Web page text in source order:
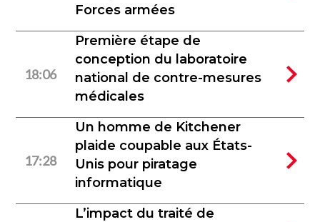
Forces armées
18:06
Première étape de
conception du laboratoire
national de contre-mesures
médicales
17:28
Un homme de Kitchener
plaide coupable aux États-
Unis pour piratage
informatique
L’impact du traité de